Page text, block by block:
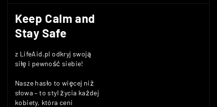
Keep Calm and
Stay Safe
z LifeAid.pl odkryj swoją
siłę i pewność siebie!
Nasze hasło to więcej niż
słowa – to styl życia każdej
kobiety, która ceni